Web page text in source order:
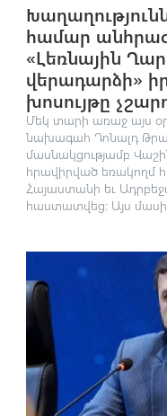
համար
«Լեռնային
վերադարձի»
խոսույթը
Մեկ տարի առաջ այս
նախագահ Դոնալդ
մասնակցությամբ
հրավիրված եռակողմ
Հայաստանի եւ
հաստատվեց։ Այս